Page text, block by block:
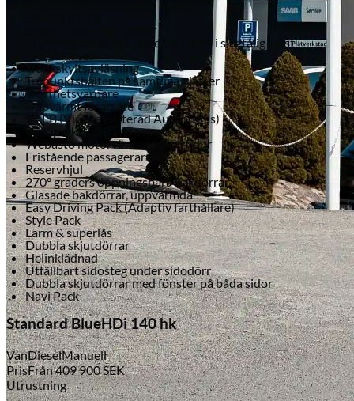
Skyddsinklädnad väggar
Svartfärgade stötfångare bak/fram i slagtålig plast
Textilklädsel
Trafikskyltsavläsning
Trepunktsbälten på samtliga platser
Trötthetsvarnare
Uppvärmt förarsäte
VAEB (Videoassisterad Autobroms)
Visiopark 180 Backkamera
Webasto motorvärmare med tidur
Fristående passagerarsäte
Reservhjul
270° graders öppningsbara bakdörrar
Glasade bakdörrar, uppvärmda
Easy Driving Pack (Adaptiv farthållare)
Style Pack
Larm & superlås
Dubbla skjutdörrar
Helinklädnad
Utfällbart sidosteg under sidodörr
Dubbla skjutdörrar med fönster på båda sidor
Navi Pack
Standard BlueHDi 140 hk
VanDieselManuell
PrisFrån409 900SEK
Utrustning